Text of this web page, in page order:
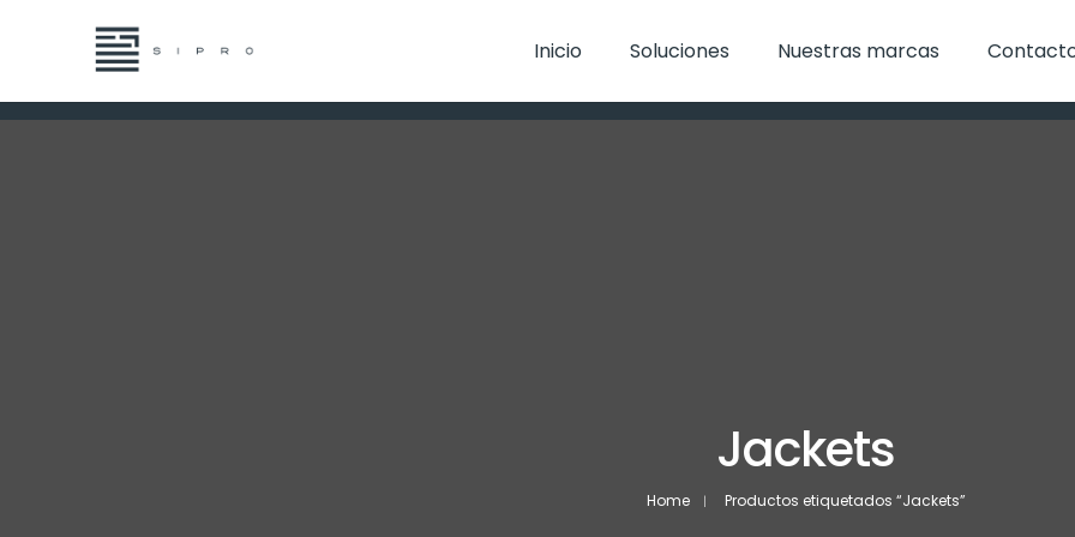
Inicio Soluciones Nuestras marcas
Jackets
Home Productos etiquetados “Jackets”